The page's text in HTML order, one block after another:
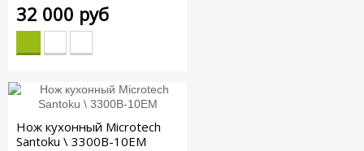
32 000 руб
Нож кухонный Microtech
Santoku \ 3300B-10EM